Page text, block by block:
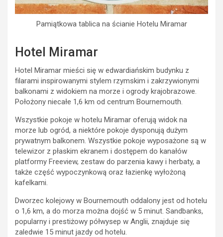
Pamiątkowa tablica na ścianie Hotelu Miramar
Hotel Miramar
Hotel Miramar mieści się w edwardiańskim budynku z
filarami inspirowanymi stylem rzymskim i zakrzywionymi
balkonami z widokiem na morze i ogrody krajobrazowe.
Położony niecałe 1,6 km od centrum Bournemouth.
Wszystkie pokoje w hotelu Miramar oferują widok na
morze lub ogród, a niektóre pokoje dysponują dużym
prywatnym balkonem. Wszystkie pokoje wyposażone są w
telewizor z płaskim ekranem i dostępem do kanałów
platformy Freeview, zestaw do parzenia kawy i herbaty, a
także część wypoczynkową oraz łazienkę wyłożoną
kafelkami.
Dworzec kolejowy w Bournemouth oddalony jest od hotelu
o 1,6 km, a do morza można dojść w 5 minut. Sandbanks,
popularny i prestiżowy półwysep w Anglii, znajduje się
zaledwie 15 minut jazdy od hotelu.